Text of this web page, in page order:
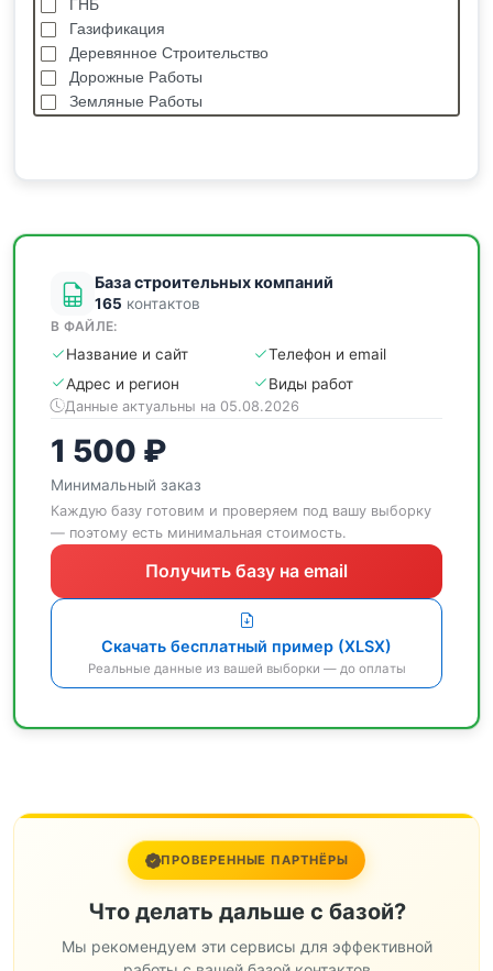
ГНБ
Газификация
Деревянное Строительство
Дорожные Работы
Земляные Работы
База строительных компаний
165 контактов
В ФАЙЛЕ:
Название и сайт
Телефон и email
Адрес и регион
Виды работ
Данные актуальны на 05.08.2026
1 500 ₽
Минимальный заказ
Каждую базу готовим и проверяем под вашу выборку
— поэтому есть минимальная стоимость.
Получить базу на email
Скачать бесплатный пример (XLSX)
Реальные данные из вашей выборки — до оплаты
ПРОВЕРЕННЫЕ ПАРТНЁРЫ
Что делать дальше с базой?
Мы рекомендуем эти сервисы для эффективной